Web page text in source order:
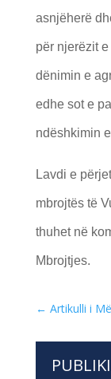
asnjëherë
për njerëzit
dënimin e
edhe sot e
ndëshkimin
Lavdi e
mbrojtës të
thuhet në
Mbrojtjes.
← Artikulli i